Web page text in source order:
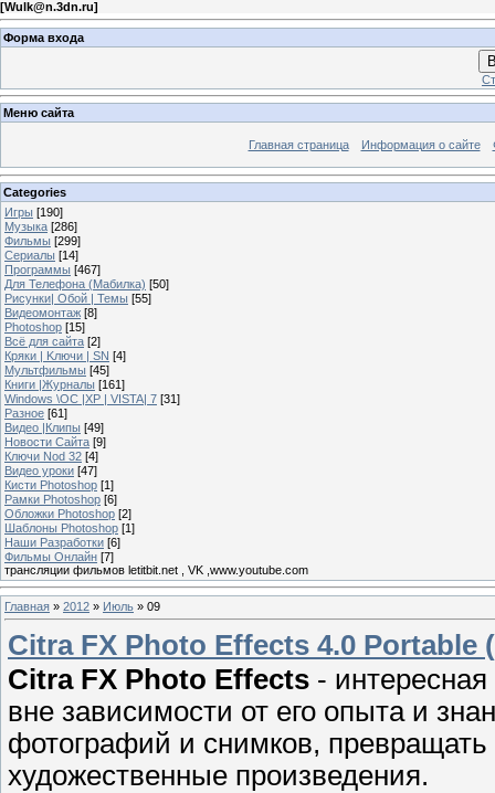
[Wulk@n.3dn.ru]
Форма входа
Меню сайта
Главная страница Информация о сайте
Categories
Игры [190]
Музыка [286]
Фильмы [299]
Сериалы [14]
Программы [467]
Для Телефона (Мабилка) [50]
Рисунки| Обой | Темы [55]
Видеомонтаж [8]
Photoshop [15]
Всё для сайта [2]
Кряки | Kлючи | SN [4]
Мультфильмы [45]
Книги |Журналы [161]
Windows \OC |XP | VISTA| 7 [31]
Разное [61]
Видео |Клипы [49]
Новости Сайта [9]
Ключи Nod 32 [4]
Видео уроки [47]
Кисти Photoshop [1]
Рамки Photoshop [6]
Обложки Photoshop [2]
Шаблоны Photoshop [1]
Наши Разработки [6]
Фильмы Онлайн [7]
трансляции фильмов letitbit.net , VK ,www.youtube.com
Главная » 2012 » Июль » 09
Citra FX Photo Effects 4.0 Portable
Citra FX Photo Effects -
вне зависимости от его опыта и
фотографий и снимков,
художественные произведения.